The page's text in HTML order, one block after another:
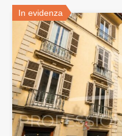
In evidenza